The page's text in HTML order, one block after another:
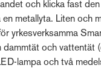
och klicka fast
en metallyta. Liten och
yrkesverksamma
dammtät och vattentät
lampa och två